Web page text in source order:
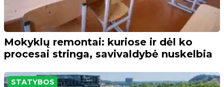
Mokyklų remontai: kuriose ir dėl ko
procesai stringa, savivaldybė nuskelbia
STATYBOS